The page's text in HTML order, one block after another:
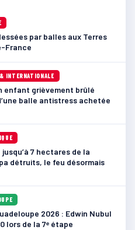
par balles aux Terres
France
INTERNATIONALE
enfant grièvement brûlé
balle antistress achetée
7 hectares de la
détruits, le feu désormais
2026 : Edwin Nubul
lors de la 7ᵉ étape